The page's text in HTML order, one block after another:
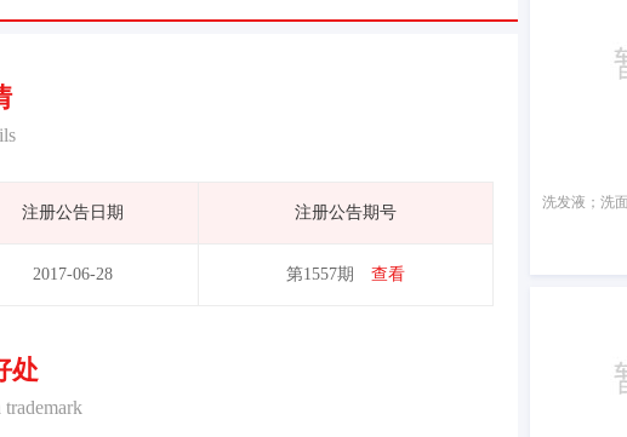
注册公告日期 注册公告期号
2017-06-28 第1557期 查看
处